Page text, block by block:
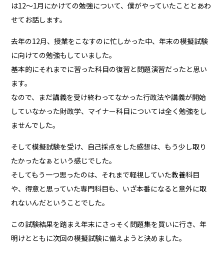
は12～1月にかけての勉強について、僕がやっていたこととあわ
せてお話します。
去年の12月、授業をこなすのに忙しかった中、年末の模擬試験
に向けての勉強もしていました。
基本的にそれまでに習った科目の復習と問題演習だったと思い
ます。
なので、まだ講義を受け終わってなかった行政法や講義が開始
していなかった財政学、マイナー科目については全く勉強をし
ませんでした。
そして模擬試験を受け、自己採点をした感想は、もう少し取り
たかったなぁという感じでした。
そしてもう一つ思ったのは、それまで軽視していた教養科目
や、得意と思っていた専門科目も、いざ本番になると意外に取
れないんだということでした。
この試験結果を踏まえ年末にさっそく問題集を買いに行き、年
明けとともに次回の模擬試験に備えようと決めました。